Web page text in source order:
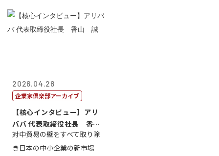
2026.04.28
企業家倶楽部アーカイブ
【核心インタビュー】アリ
ババ 代表取締役社長 香
山 誠
対中貿易の壁をすべて取り除
き日本の中小企業の新市場